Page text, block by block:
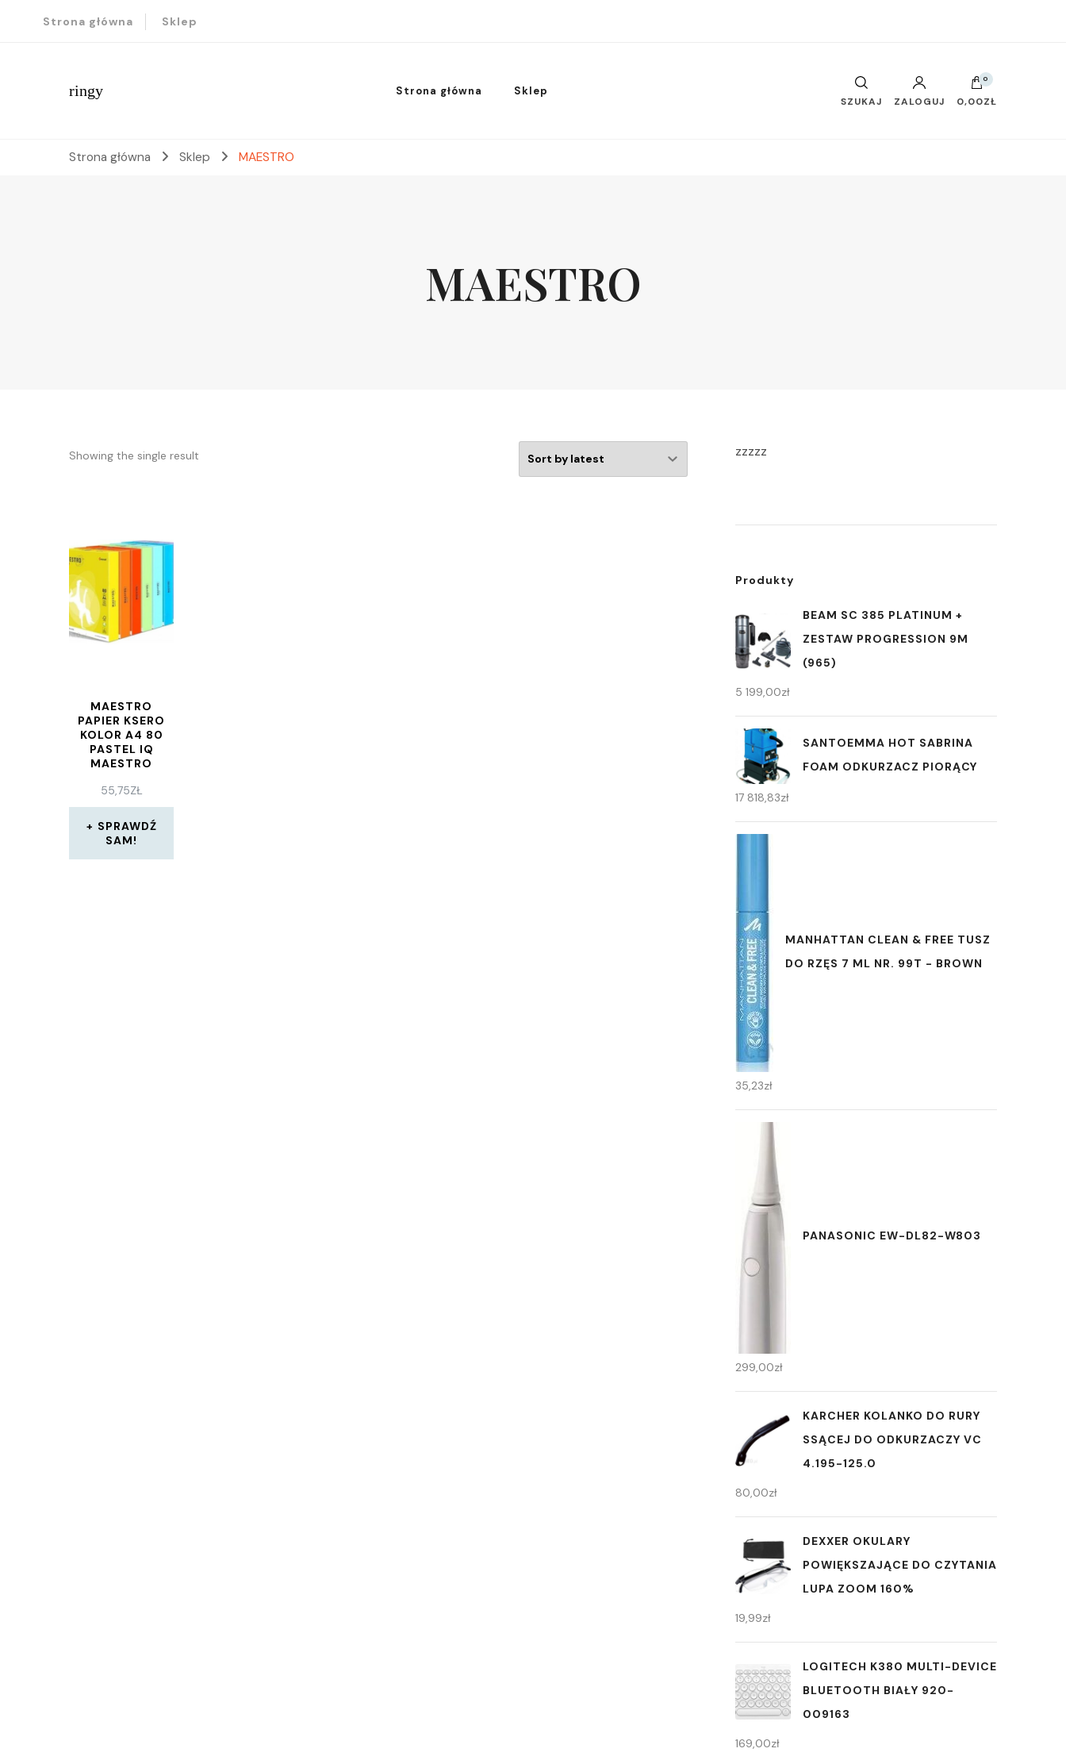
Strona główna Sklep
ringy Strona główna Sklep
SZUKAJ ZALOGUJ
0
0,00ZŁ
Strona główna Sklep MAESTRO
MAESTRO
Showing the single result
MAESTRO
PAPIER KSERO
KOLOR A4 80
PASTEL IQ
MAESTRO
500SZT. CR20
(IG256CR20)
55,75ZŁ
SPRAWDŹ
SAM!
zzzzz
Produkty
BEAM SC 385 PLATINUM +
ZESTAW PROGRESSION 9M
(965)
5 199,00zł
SANTOEMMA HOT SABRINA
FOAM ODKURZACZ PIORĄCY
17 818,83zł
MANHATTAN CLEAN & FREE TUSZ
DO RZĘS 7 ML NR. 99T - BROWN
35,23zł
PANASONIC EW-DL82-W803
299,00zł
KARCHER KOLANKO DO RURY
SSĄCEJ DO ODKURZACZY VC
4.195-125.0
80,00zł
DEXXER OKULARY
POWIĘKSZAJĄCE DO CZYTANIA
LUPA ZOOM 160%
19,99zł
LOGITECH K380 MULTI-DEVICE
BLUETOOTH BIAŁY 920-
009163
169,00zł